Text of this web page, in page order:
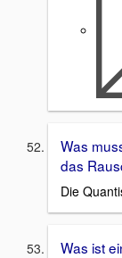
Was
das
Die
Was ist